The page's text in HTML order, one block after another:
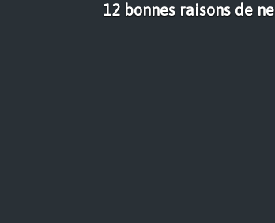
12 bonnes raisons de